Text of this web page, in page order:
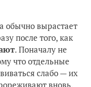
обычно вырастает
после того, как
. Поначалу не
что отдельные
слабо — их